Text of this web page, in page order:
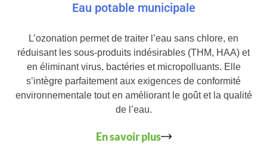
Eau potable municipale
L’ozonation permet de traiter l’eau sans chlore, en
réduisant les sous-produits indésirables (THM, HAA) et
en éliminant virus, bactéries et micropolluants. Elle
s’intègre parfaitement aux exigences de conformité
environnementale tout en améliorant le goût et la qualité
de l’eau.
En savoir plus